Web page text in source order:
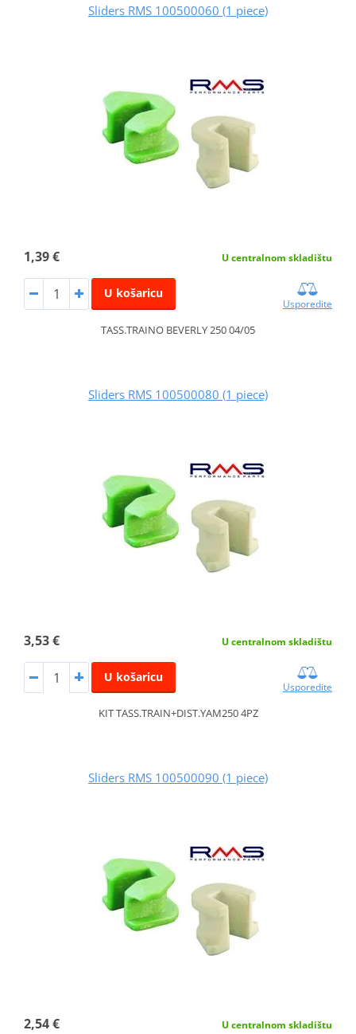
Sliders RMS 100500060 (1 piece)
1,39 € U centralnom skladištu
U košaricu
Usporedite
TASS.TRAINO BEVERLY 250 04/05
Sliders RMS 100500080 (1 piece)
3,53 € U centralnom skladištu
U košaricu
Usporedite
KIT TASS.TRAIN+DIST.YAM250 4PZ
Sliders RMS 100500090 (1 piece)
2,54 € U centralnom skladištu